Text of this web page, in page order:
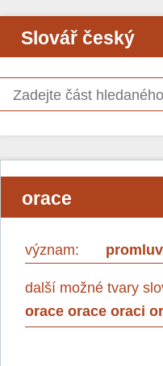
Slovář český
orace
význam:
další možné tvary
orace orace oraci